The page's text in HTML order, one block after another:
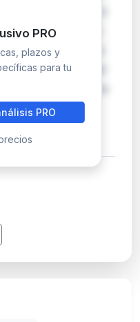
corresponde a
de la Unión
actos legislativos
íntegro del
el alcance
ni las
PRO
plazos y
para tu
PRO